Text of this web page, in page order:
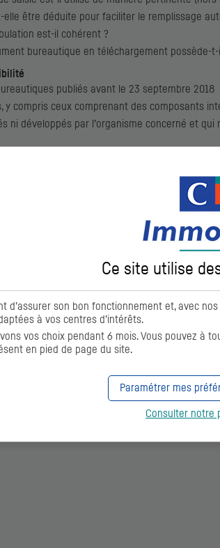
elle être déduite pour faciliter le remplissage
est-il cohérent ?
bureautique en téléchargement possède-
publiés avant le 23 septembre 2018
y compris ceux comprenant des composants
ni développés par l’organisme concerné et
D’ACCESSIBILITÉ
www.cic-immobilier.fr
et outils utilisés pour vérifier l'accessibilité
les combinaisons de lecteurs d'écran et
:
Ce site utilise
d’assurer son bon fonctionnement et, avec
à vos centres d’intérêts.
vos choix pendant 6 mois. Vous pouvez à
en pied de page du site.
Paramétrer mes
Consulter notre